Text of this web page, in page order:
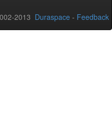
2013 Duraspace - Feedback